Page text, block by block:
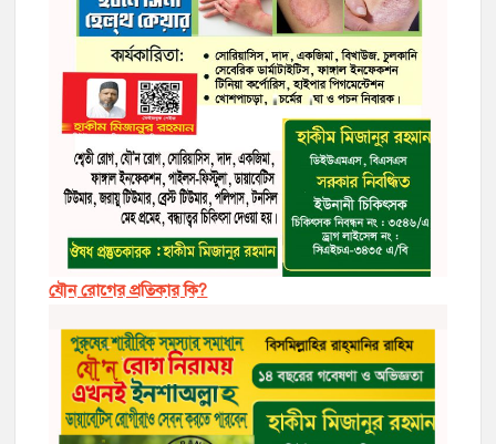
যৌন রোগের প্রতিকার কি?